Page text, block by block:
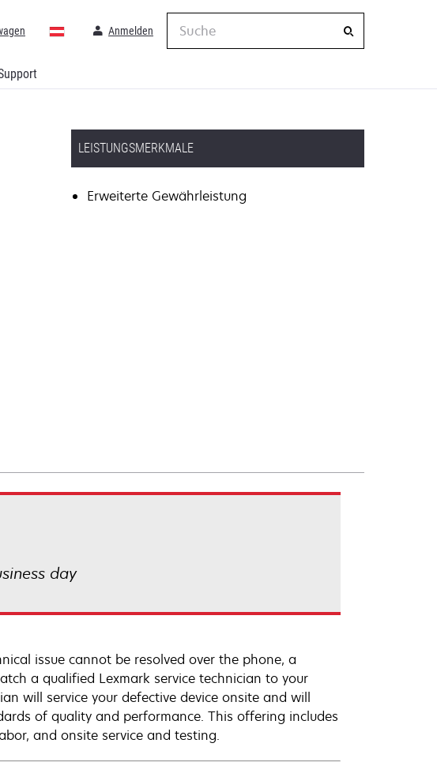
Anmelden
Suche
LEISTUNGSMERKMALE
Erweiterte Gewährleistung
day
issue cannot be resolved over the phone, a
a qualified Lexmark service technician to your
will service your defective device onsite and will
of quality and performance. This offering includes
and onsite service and testing.